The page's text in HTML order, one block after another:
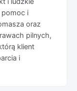
pomoc i
oraz
pilnych,
klient
i